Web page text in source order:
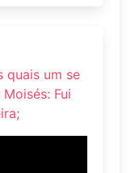
quais um se
Fui